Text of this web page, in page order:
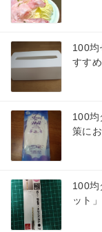
100均
すす
100均
策に
100均
ット